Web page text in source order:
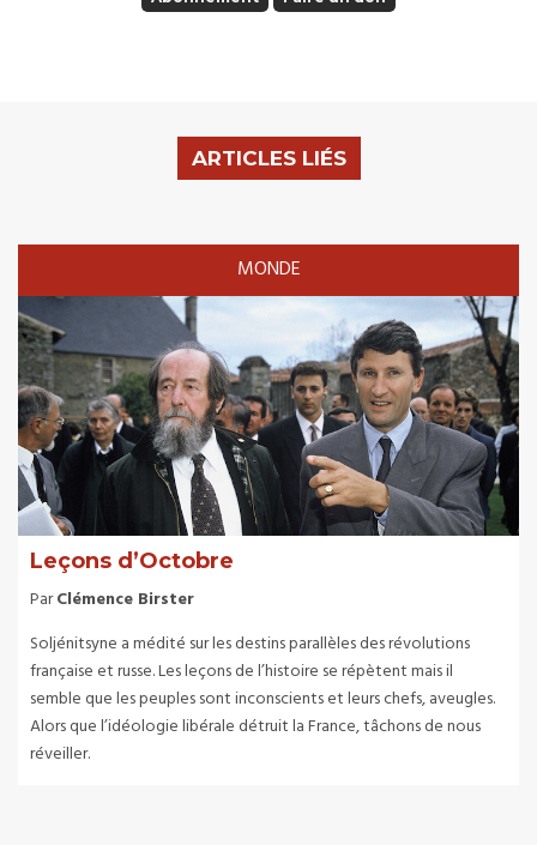
ARTICLES LIÉS
MONDE
Leçons d’Octobre
ParClémence Birster
Soljénitsyne a médité sur les destins parallèles des révolutions
française et russe. Les leçons de l’histoire se répètent mais il
semble que les peuples sont inconscients et leurs chefs, aveugles.
Alors que l’idéologie libérale détruit la France, tâchons de nous
réveiller.